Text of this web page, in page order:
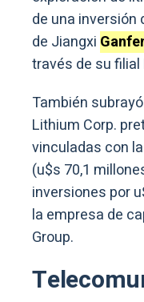
de una inversión
de Jiangxi
través de su filial
También
Lithium Corp.
vinculadas con
(u$s 70,1
inversiones por
la empresa de
Group.